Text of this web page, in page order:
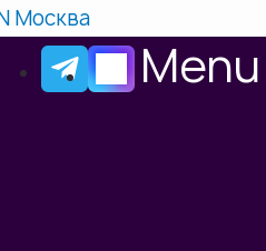
Москва
Menu
В СТИЛЕ ГЭТСБИ. ОРГАНИЗАЦИЯ И